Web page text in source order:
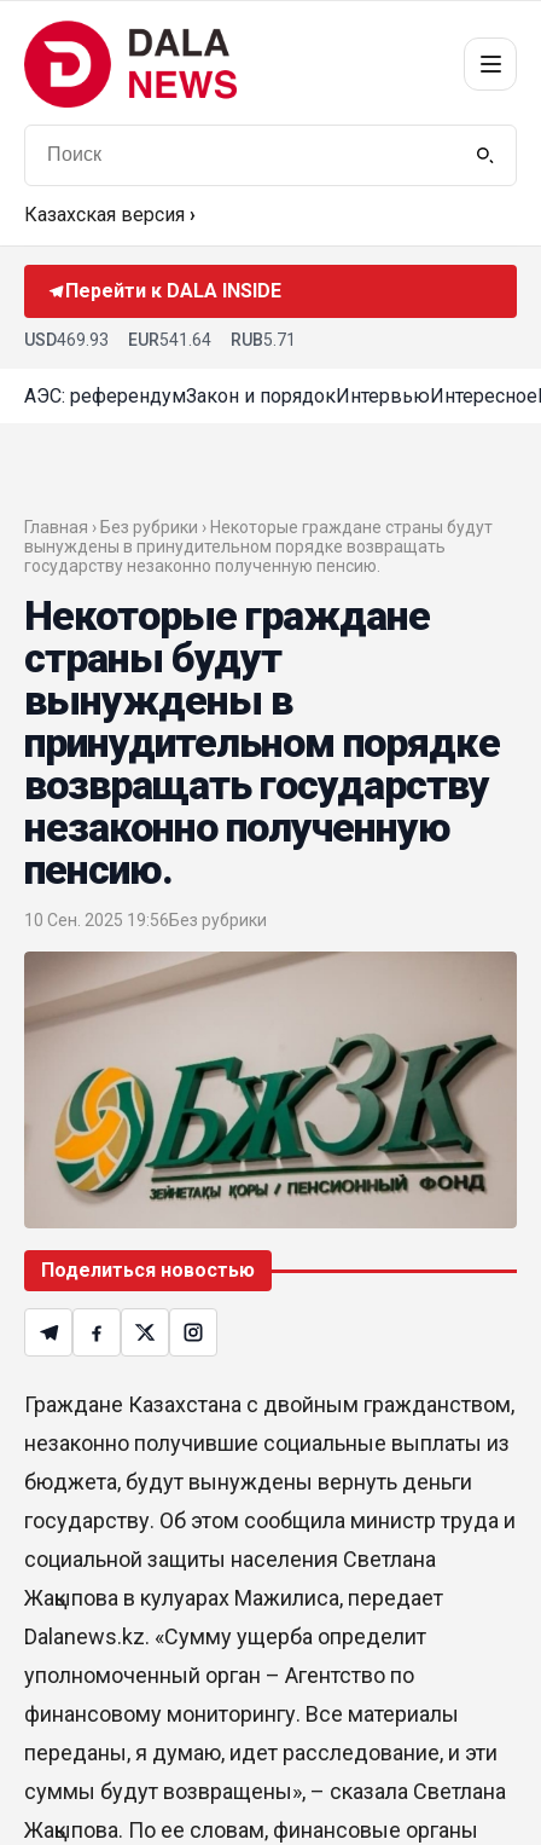
Казахская версия ›
Перейти к DALA INSIDE
USD469.93 EUR541.64 RUB5.71
АЭС: референдумЗакон и порядокИнтервьюИнтересное
Главная › Без рубрики › Некоторые граждане страны будут
вынуждены в принудительном порядке возвращать
государству незаконно полученную пенсию.
Некоторые граждане
страны будут
вынуждены в
принудительном порядке
возвращать государству
незаконно полученную
пенсию.
10 Сен. 2025 19:56Без рубрики
Поделиться новостью
Граждане Казахстана с двойным гражданством,
незаконно получившие социальные выплаты из
бюджета, будут вынуждены вернуть деньги
государству. Об этом сообщила министр труда и
социальной защиты населения Светлана
Жақыпова в кулуарах Мажилиса, передает
Dalanews.kz. «Сумму ущерба определит
уполномоченный орган – Агентство по
финансовому мониторингу. Все материалы
переданы, я думаю, идет расследование, и эти
суммы будут возвращены», – сказала Светлана
Жақыпова. По ее словам, финансовые органы